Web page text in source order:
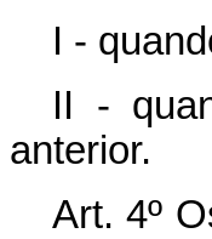
I -
II -
anterior.
Art. 4º